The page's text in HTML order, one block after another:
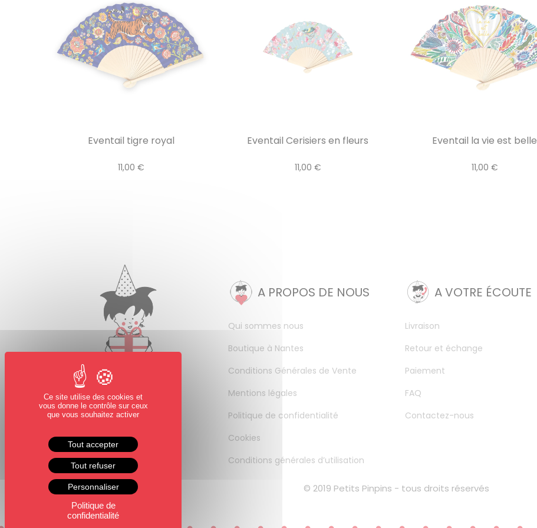
Eventail tigre royal
11,00 €
Eventail Cerisiers en fleurs
11,00 €
Eventail la vie est belle
11,00 €
A PROPOS DE NOUS
Qui sommes nous
Boutique à Nantes
Conditions Générales de Vente
Mentions légales
Politique de confidentialité
Cookies
Conditions générales d’utilisation
A VOTRE ÉCOUTE
Livraison
Retour et échange
Paiement
FAQ
Contactez-nous
© 2019 Petits Pinpins - tous droits réservés
Ce site utilise des cookies et
vous donne le contrôle sur ceux
que vous souhaitez activer
Tout accepter
Tout refuser
Personnaliser
Politique de
confidentialité